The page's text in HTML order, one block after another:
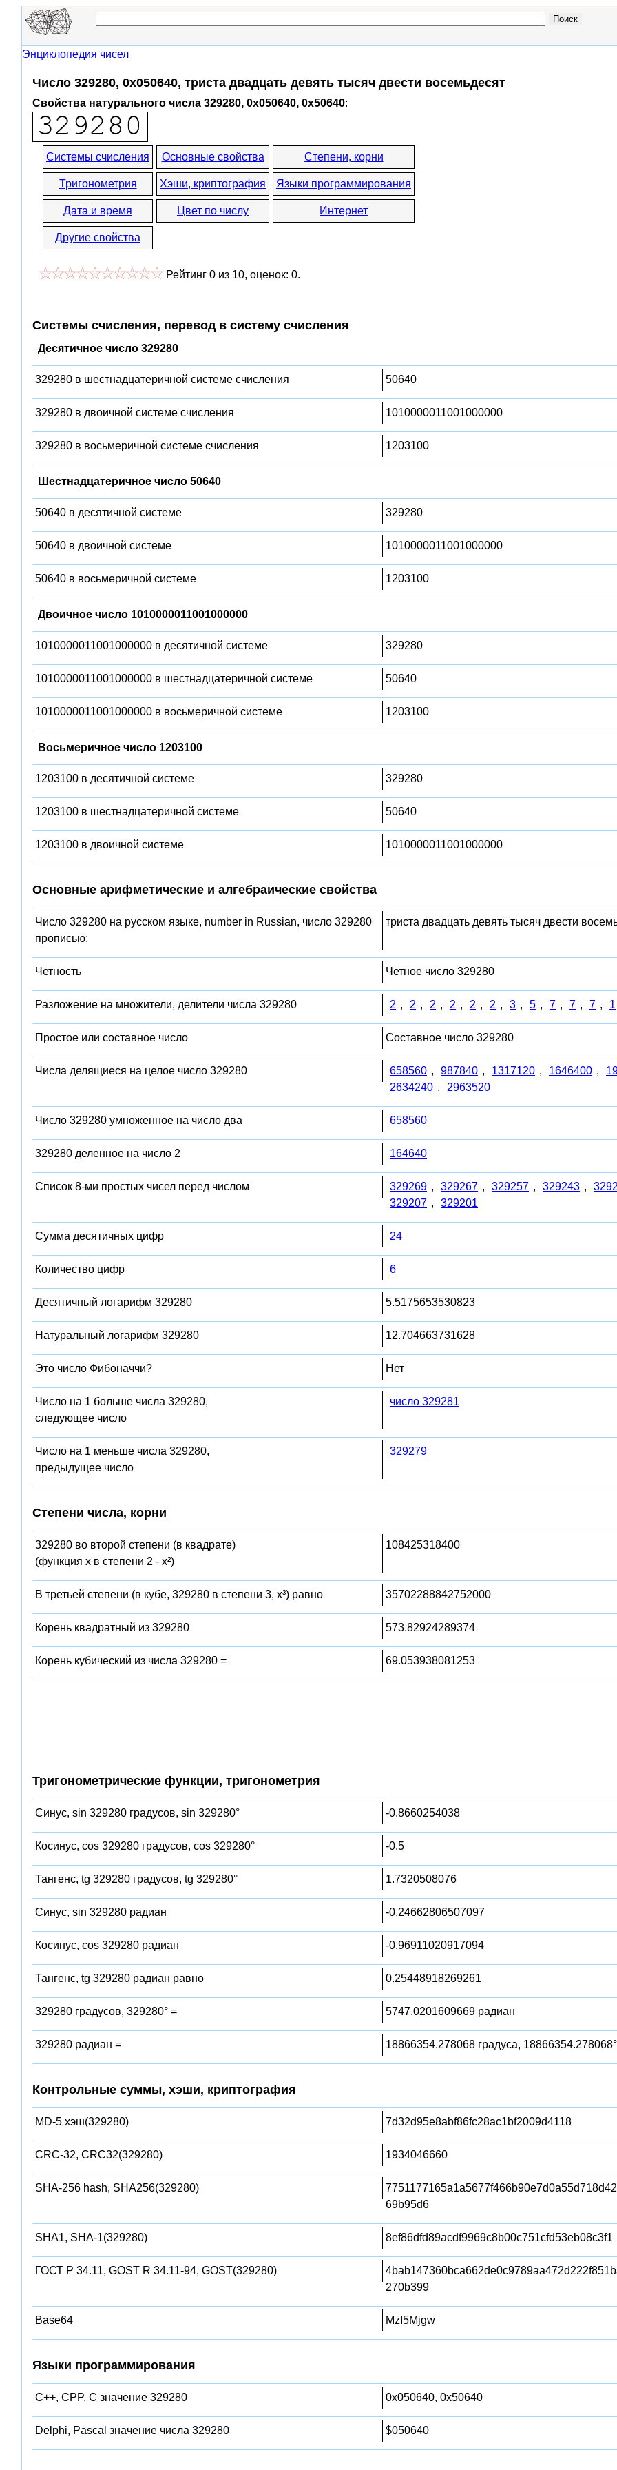
Энциклопедия чисел
Число 329280, 0x050640, триста двадцать девять тысяч двести восемьдесят
Свойства натурального числа 329280, 0x050640, 0x50640:
Системы счисления Основные свойства Степени, корни
Тригонометрия Хэши, криптография Языки программирования
Дата и время Цвет по числу Интернет
Другие свойства
Рейтинг 0 из 10, оценок: 0.
Системы счисления, перевод в систему счисления
Десятичное число 329280
329280 в шестнадцатеричной системе счисления 50640
329280 в двоичной системе счисления 1010000011001000000
329280 в восьмеричной системе счисления 1203100
Шестнадцатеричное число 50640
50640 в десятичной системе 329280
50640 в двоичной системе 1010000011001000000
50640 в восьмеричной системе 1203100
Двоичное число 1010000011001000000
1010000011001000000 в десятичной системе 329280
1010000011001000000 в шестнадцатеричной системе 50640
1010000011001000000 в восьмеричной системе 1203100
Восьмеричное число 1203100
1203100 в десятичной системе 329280
1203100 в шестнадцатеричной системе 50640
1203100 в двоичной системе 1010000011001000000
Основные арифметические и алгебраические свойства
Число 329280 на русском языке, number in Russian, число 329280
прописью:
триста двадцать девять тысяч двести
Четность Четное число 329280
Разложение на множители, делители числа 329280 2 , 2 , 2 , 2 , 2 , 2 , 3 , 5 , 7 , 7 , 7 , 1
Простое или составное число Составное число 329280
Числа делящиеся на целое число 329280 658560 , 987840 , 1317120 , 1646400 ,
2634240 , 2963520
Число 329280 умноженное на число два 658560
329280 деленное на число 2 164640
Список 8-ми простых чисел перед числом 329269 , 329267 , 329257 , 329243 ,
329207 , 329201
Сумма десятичных цифр 24
Количество цифр 6
Десятичный логарифм 329280 5.5175653530823
Натуральный логарифм 329280 12.704663731628
Это число Фибоначчи? Нет
Число на 1 больше числа 329280,
следующее число
число 329281
Число на 1 меньше числа 329280,
предыдущее число
329279
Степени числа, корни
329280 во второй степени (в квадрате)
(функция x в степени 2 - x²)
108425318400
В третьей степени (в кубе, 329280 в степени 3, x³) равно 35702288842752000
Корень квадратный из 329280 573.82924289374
Корень кубический из числа 329280 = 69.053938081253
Тригонометрические функции, тригонометрия
Синус, sin 329280 градусов, sin 329280° -0.8660254038
Косинус, cos 329280 градусов, cos 329280° -0.5
Тангенс, tg 329280 градусов, tg 329280° 1.7320508076
Синус, sin 329280 радиан -0.24662806507097
Косинус, cos 329280 радиан -0.96911020917094
Тангенс, tg 329280 радиан равно 0.25448918269261
329280 градусов, 329280° = 5747.0201609669 радиан
329280 радиан = 18866354.278068 градуса, 18866354.278068°
Контрольные суммы, хэши, криптография
MD-5 хэш(329280) 7d32d95e8abf86fc28ac1bf2009d4118
CRC-32, CRC32(329280) 1934046660
SHA-256 hash, SHA256(329280)
69b95d6
SHA1, SHA-1(329280) 8ef86dfd89acdf9969c8b00c751cfd53eb08c3f1
ГОСТ Р 34.11, GOST R 34.11-94, GOST(329280)
270b399
Base64 MzI5Mjgw
Языки программирования
C++, CPP, C значение 329280 0x050640, 0x50640
Delphi, Pascal значение числа 329280 $050640